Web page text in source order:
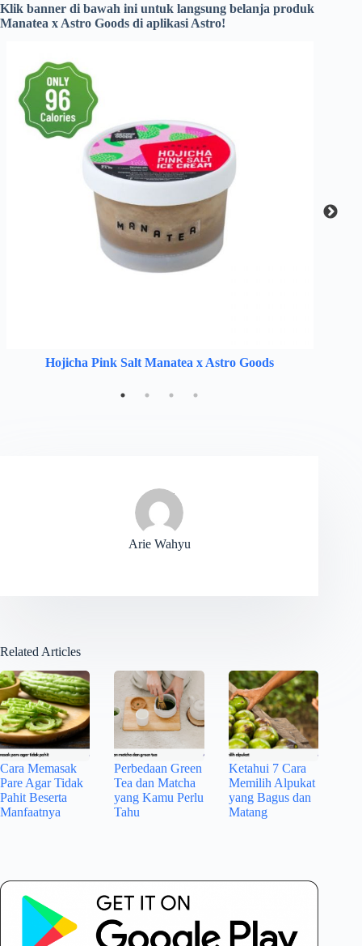
Klik banner di bawah ini untuk langsung belanja produk
Manatea x Astro Goods di aplikasi Astro!
Hojicha Pink Salt Manatea x Astro Goods
Arie Wahyu
Related Articles
Cara Memasak
Pare Agar Tidak
Pahit Beserta
Manfaatnya
Perbedaan Green
Tea dan Matcha
yang Kamu Perlu
Tahu
Ketahui 7 Cara
Memilih Alpukat
yang Bagus dan
Matang